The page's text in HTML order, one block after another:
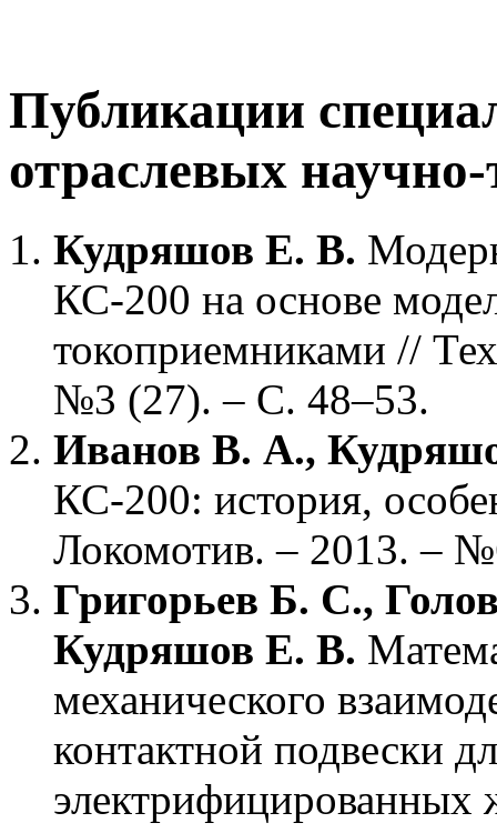
Публикации
отраслевых
Кудряшов Е. В.
КС-200 на основе
токоприемниками //
№3 (27). – С. 48–53.
Иванов В. А.,
КС-200: история,
Локомотив. – 2013. –
Григорьев Б. С.,
Кудряшов Е. В.
механического
контактной подвески
электрифицированных